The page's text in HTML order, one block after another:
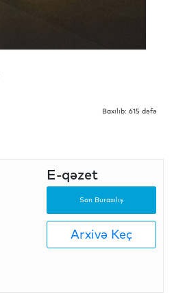
Baxılıb: 615 dəfə
E-qəzet
Son Buraxılış
Arxivə Keç